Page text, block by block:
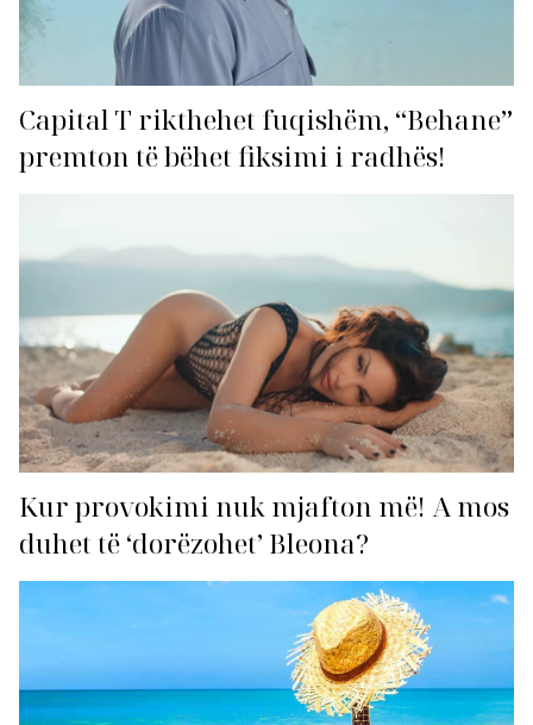
Capital T rikthehet fuqishëm, “Behane”
premton të bëhet fiksimi i radhës!
Kur provokimi nuk mjafton më! A mos
duhet të ‘dorëzohet’ Bleona?